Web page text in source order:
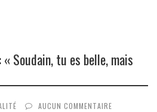
Soudain, tu es belle, mais
AUCUN COMMENTAIRE